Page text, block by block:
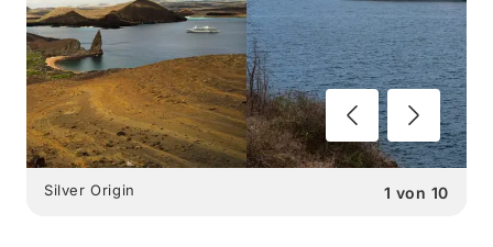
1 von 10
Silver Origin